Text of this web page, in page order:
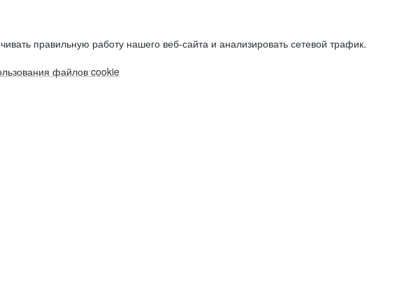
правильную работу нашего веб-сайта и анализировать сетевой трафик.
файлов cookie